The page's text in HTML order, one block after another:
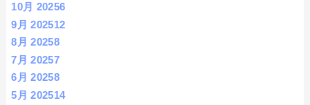
10月 20256
9月 202512
8月 20258
7月 20257
6月 20258
5月 202514